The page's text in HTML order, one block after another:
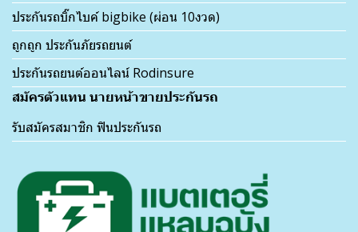
ประกันรถบิ๊กไบค์ bigbike (ผ่อน 10งวด)
ถูกถูก ประกันภัยรถยนต์
ประกันรถยนต์ออนไลน์ Rodinsure
สมัครตัวแทน นายหน้าขายประกันรถ
รับสมัครสมาชิก ฟินประกันรถ